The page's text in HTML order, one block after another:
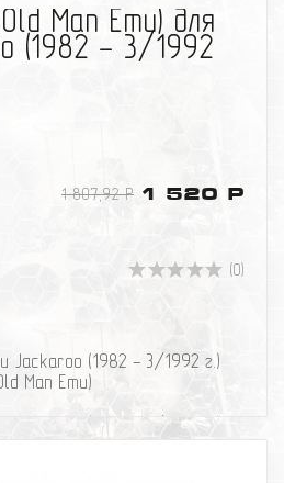
Man Emu) для
(1982 - 3/1992
1 807,92 Р 1 520 Р
(0)
Jackaroo (1982 - 3/1992 г.)
Man Emu)
Jackaroo (1982 - 3/1992 г.)
Man Emu)